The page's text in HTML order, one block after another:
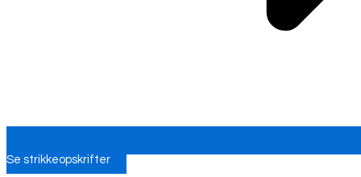
Se strikkeopskrifter